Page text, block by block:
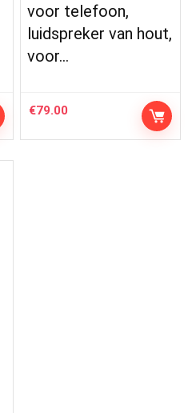
voor telefoon,
luidspreker van hout,
voor…
€79.00